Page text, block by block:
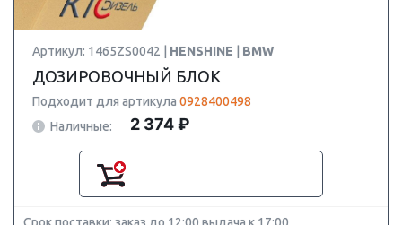
Артикул: 1465ZS0042 | HENSHINE BMW
ДОЗИРОВОЧНЫЙ БЛОК
Подходит для артикула 0928400498
Наличные:
2 374 ₽